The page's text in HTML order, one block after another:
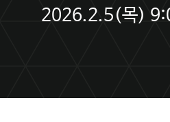
2026.2.5(목)